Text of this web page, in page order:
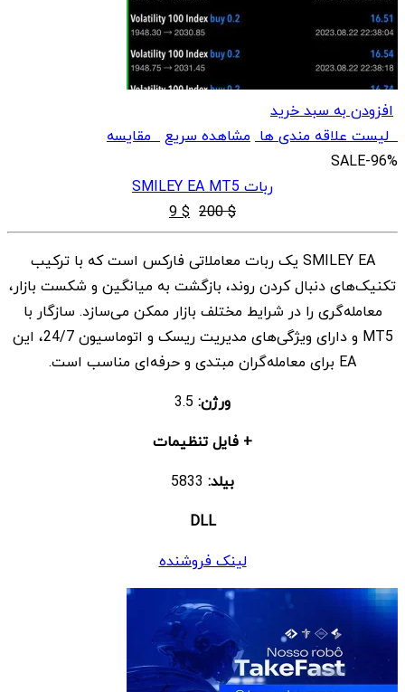
افزودن به سبد خرید
لیست علاقه مندی ها مشاهده سریعمقایسه
SALE-96%
ربات SMILEY EA MT5
$
200
قیمت
اصلی
$ 200
بود.
$
9 قیمت
فعلی
$ 9
است.
SMILEY EA یک ربات معاملاتی فارکس است که با ترکیب
تکنیک‌های دنبال کردن روند، بازگشت به میانگین و شکست بازار،
معامله‌گری را در شرایط مختلف بازار ممکن می‌سازد. سازگار با
MT5 و دارای ویژگی‌های مدیریت ریسک و اتوماسیون 24/7، این
EA برای معامله‌گران مبتدی و حرفه‌ای مناسب است.
ورژن:
+ فایل تنظیمات
بیلد:
DLL
لینک فروشنده